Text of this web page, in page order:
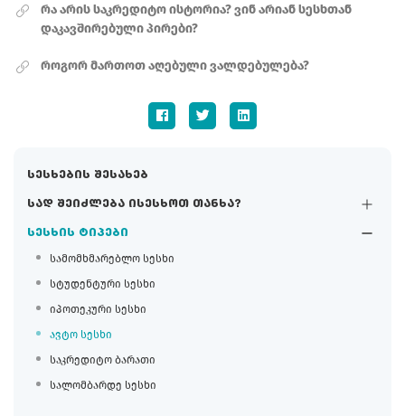
სესხების შესახებ
სად შეიძლება ისესხოთ თანხა?
სესხის ტიპები
სამომხმარებლო სესხი
სტუდენტური სესხი
იპოთეკური სესხი
ავტო სესხი
საკრედიტო ბარათი
სალომბარდე სესხი
რა არის საკრედიტო ისტორია? ვინ არიან სესხთან
დაკავშირებული პირები?
როგორ მართოთ აღებული ვალდებულება?